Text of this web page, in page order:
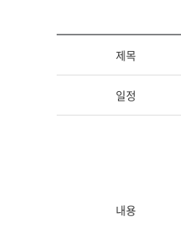
제목
일정
내용